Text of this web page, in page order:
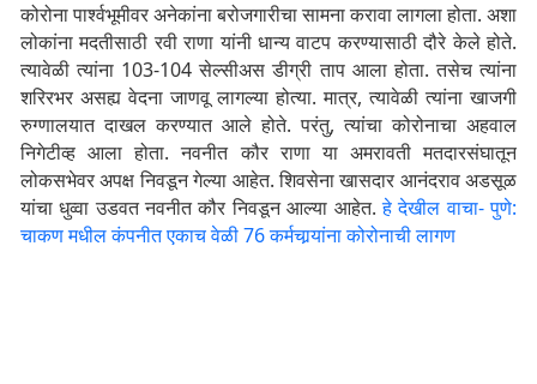
कोरोना पार्श्वभूमीवर अनेकांना बरोजगारीचा सामना करावा लागला होता. अशा
लोकांना मदतीसाठी रवी राणा यांनी धान्य वाटप करण्यासाठी दौरे केले होते.
त्यावेळी त्यांना 103-104 सेल्सीअस डीग्री ताप आला होता. तसेच त्यांना
शरिरभर असह्य वेदना जाणवू लागल्या होत्या. मात्र, त्यावेळी त्यांना खाजगी
रुग्णालयात दाखल करण्यात आले होते. परंतु, त्यांचा कोरोनाचा अहवाल
निगेटीव्ह आला होता. नवनीत कौर राणा या अमरावती मतदारसंघातून
लोकसभेवर अपक्ष निवडून गेल्या आहेत. शिवसेना खासदार आनंदराव अडसूळ
यांचा धुव्वा उडवत नवनीत कौर निवडून आल्या आहेत. हे देखील वाचा- पुणे:
चाकण मधील कंपनीत एकाच वेळी 76 कर्मचार्‍यांना कोरोनाची लागण